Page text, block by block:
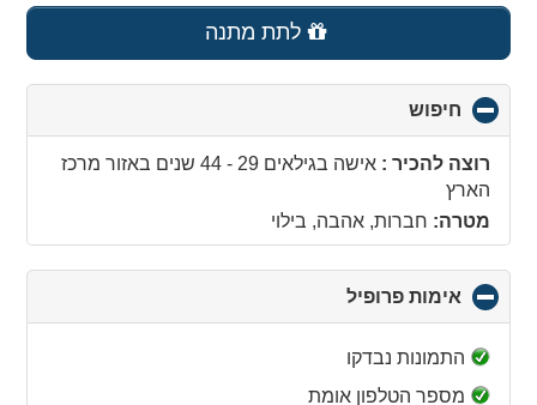
לתת מתנה
חיפוש
to
collapseרוצה להכיר :אישה בגילאים 29 - 44 שנים באזור מרכז
הארץ
מטרה: חברות, אהבה, בילוי
אימות פרופיל
to
התמונות נבדקו
מספר הטלפון אומת